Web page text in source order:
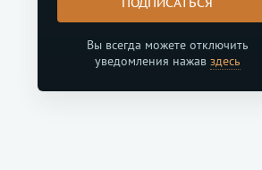
Вы всегда можете отключить
уведомления нажав здесь